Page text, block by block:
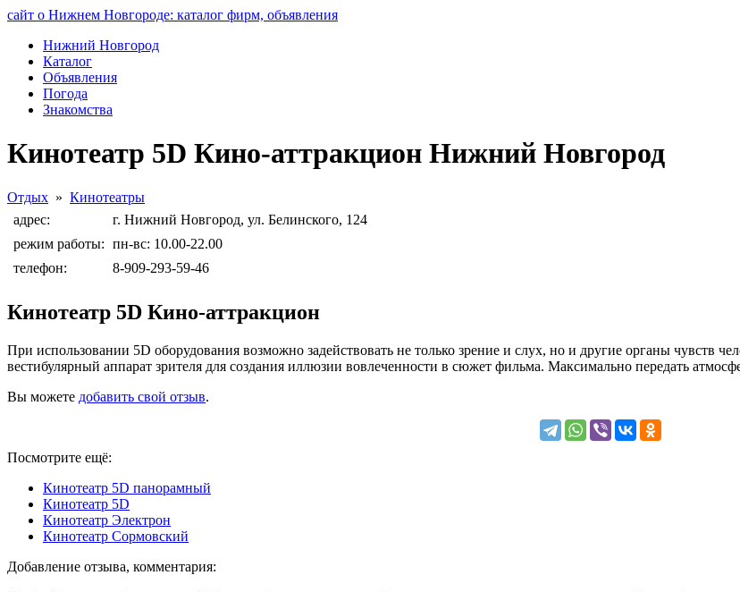
сайт о Нижнем Новгороде: каталог фирм, объявления
Нижний Новгород
Каталог
Объявления
Погода
Знакомства
Кинотеатр 5D Кино-аттракцион Нижний Новгород
Отдых » Кинотеатры
адрес:
г. Нижний Новгород, ул. Белинского, 124
режим работы: пн-вс: 10.00-22.00
телефон:
8-909-293-59-46
Кинотеатр 5D Кино-аттракцион
При использовании 5D оборудования возможно задействовать не только зрение и слух, но и другие органы чувств
вестибулярный аппарат зрителя для создания иллюзии вовлеченности в сюжет фильма. Максимально передать
Вы можете добавить свой отзыв.
Посмотрите ещё:
Кинотеатр 5D панорамный
Кинотеатр 5D
Кинотеатр Электрон
Кинотеатр Сормовский
Добавление отзыва, комментария: